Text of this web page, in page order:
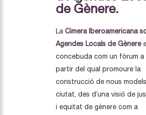
de Gènere.
La Cimera Iberoamericana
Agendes Locals de Gènere
concebuda com un fòrum a
partir del qual promoure la
construcció de nous
ciutat, des d’una visió de
i equitat de gènere com a